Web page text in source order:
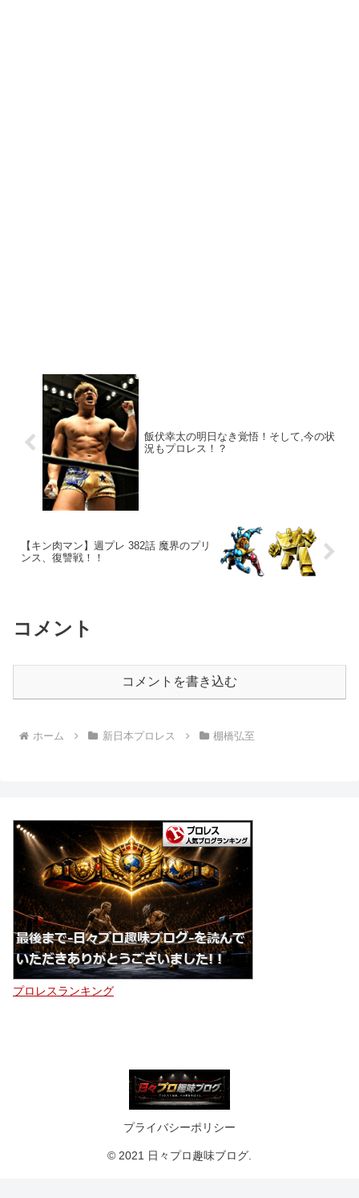
飯伏幸太の明日なき覚悟！そして,今の状
況もプロレス！？
【キン肉マン】週プレ 382話 魔界のプリ
ンス、復讐戦！！
コメント
コメントを書き込む
ホーム 新日本プロレス 棚橋弘至
プロレスランキング
プライバシーポリシー
© 2021 日々プロ趣味ブログ.